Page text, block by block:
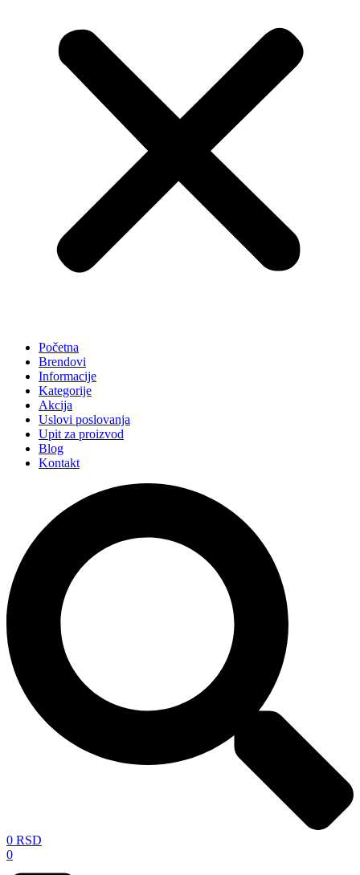
Početna
Brendovi
Informacije
Kategorije
Akcija
Uslovi poslovanja
Upit za proizvod
Blog
Kontakt
0 RSD
0